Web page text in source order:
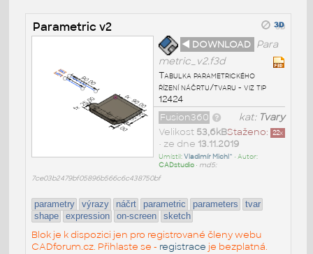
Parametric v2
◄ DOWNLOAD Para
metric_v2.f3d
Tabulka parametrického
řízení náčrtu/tvaru - viz tip
12424
kat: Tvary
Fusion360
Staženo: 22x
Velikost 53,6kB
• ze dne 13.11.2019
Umístil:Vladimír Michl^ • Autor:
CADstudio• md5:
7ce03b2479bf05896b566c6c438750bf
parametry výrazy náčrt parametric parameters
tvar
shape
expression on-screen sketch
Blok je k dispozici jen pro registrované členy webu
CADforum.cz. Přihlaste se - registrace je bezplatná.